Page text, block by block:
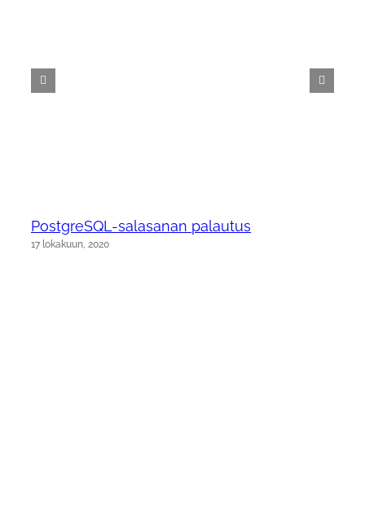
PostgreSQL-salasanan palautus
17 lokakuun, 2020